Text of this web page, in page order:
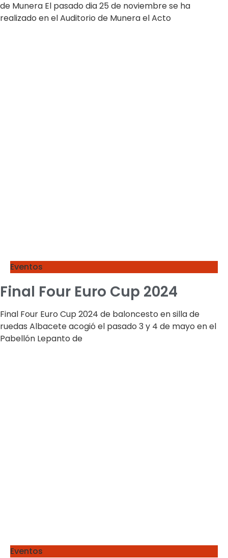
de Munera El pasado dia 25 de noviembre se ha
realizado en el Auditorio de Munera el Acto
Eventos
Final Four Euro Cup 2024
Final Four Euro Cup 2024 de baloncesto en silla de
ruedas Albacete acogió el pasado 3 y 4 de mayo en el
Pabellón Lepanto de
Eventos